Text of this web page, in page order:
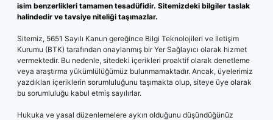
isim benzerlikleri tamamen tesadüfidir. Sitemizdeki bilgiler taslak
halindedir ve tavsiye niteliği taşımazlar.
Sitemiz, 5651 Sayılı Kanun gereğince Bilgi Teknolojileri ve İletişim
Kurumu (BTK) tarafından onaylanmış bir Yer Sağlayıcı olarak hizmet
vermektedir. Bu nedenle, sitedeki içerikleri proaktif olarak denetleme
veya araştırma yükümlülüğümüz bulunmamaktadır. Ancak, üyelerimiz
yazdıkları içeriklerin sorumluluğunu taşımakta olup, siteye üye olarak
bu sorumluluğu kabul etmiş sayılırlar.
Hukuka ve yasal düzenlemelere aykırı olduğunu düşündüğünüz